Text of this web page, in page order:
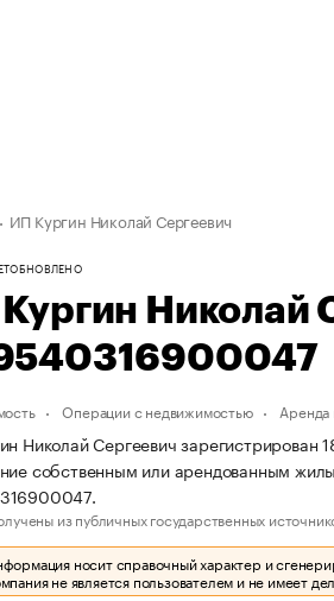
ИП Кургин Николай Сергеевич
ОБНОВЛЕНО
Операции с недвижимостью Аренда
Николай Сергеевич зарегистрирован
собственным или арендованным
из публичных государственных
носит справочный характер и
не является пользователем и не имеет